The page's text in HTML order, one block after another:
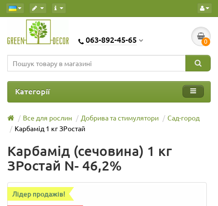
063-892-45-65 0
Категорії
Все для рослин Добрива та стимулятори
Сад-город
Карбамід 1 кг ЗРостай
Карбамід (сечовина) 1 кг
ЗРостай N- 46,2%
Лідер продажів!